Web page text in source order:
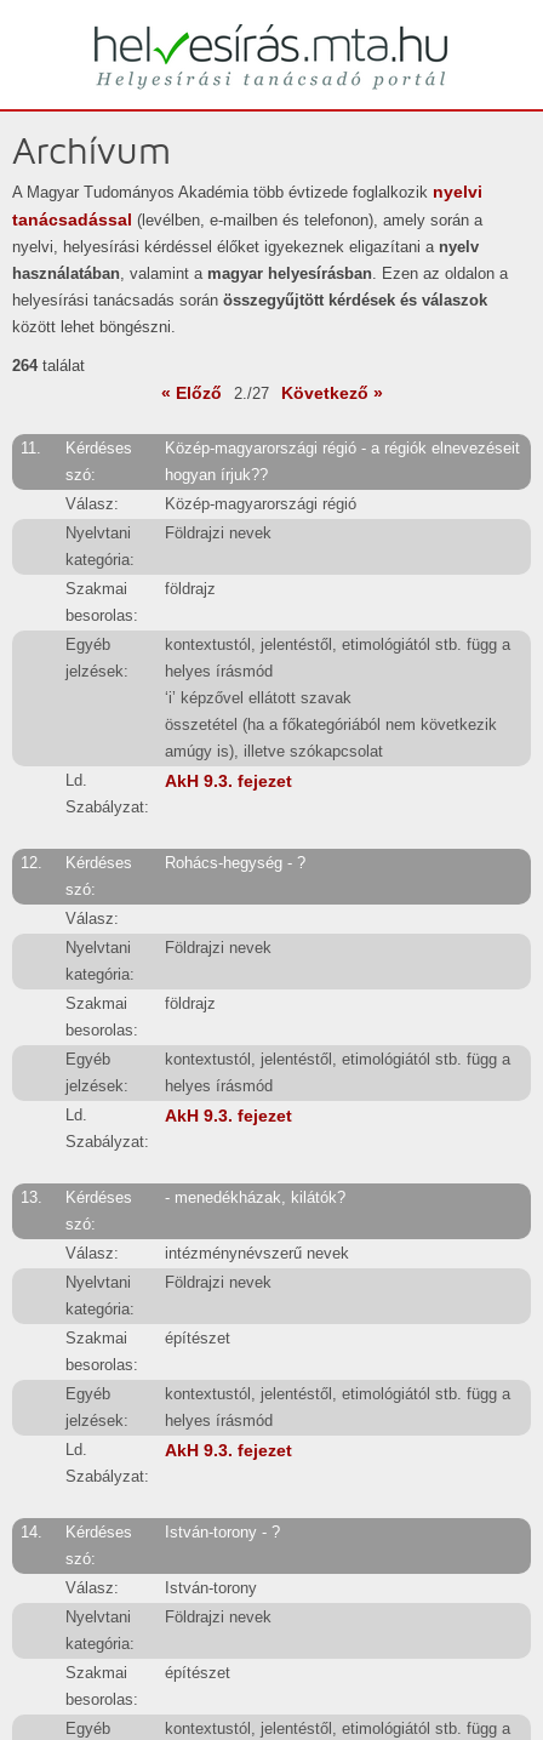
helyesírás
Helyesírási tanácsadó portál
Archívum
A Magyar Tudományos Akadémia több évtizede foglalkozik nyelvi
tanácsadással (levélben, e-mailben és telefonon), amely során a
nyelvi, helyesírási kérdéssel élőket igyekeznek eligazítani a nyelv
használatában , valamint a magyar helyesírásban . Ezen az oldalon a
helyesírási tanácsadás során összegyűjtött kérdések és válaszok
között lehet böngészni.
264találat
« Előző 2./27 Következő »
11.
Kérdéses
szó:
Közép-magyarországi régió - a régiók elnevezéseit
hogyan írjuk??
Válasz:
Közép-magyarországi régió
Nyelvtani
kategória:
Földrajzi nevek
Szakmai
besorolas:
földrajz
Egyéb
jelzések:
kontextustól, jelentéstől, etimológiától stb. függ a
helyes írásmód
‘i’ képzővel ellátott szavak
összetétel (ha a főkategóriából nem következik
amúgy is), illetve szókapcsolat
Ld.
Szabályzat:
AkH 9.3. fejezet
12.
Kérdéses
szó:
Rohács-hegység - ?
Válasz:
Nyelvtani
kategória:
Földrajzi nevek
Szakmai
besorolas:
földrajz
Egyéb
jelzések:
kontextustól, jelentéstől, etimológiától stb. függ a
helyes írásmód
Ld.
Szabályzat:
AkH 9.3. fejezet
13.
Kérdéses
szó:
- menedékházak, kilátók?
Válasz:
intézménynévszerű nevek
Nyelvtani
kategória:
Földrajzi nevek
Szakmai
besorolas:
építészet
Egyéb
jelzések:
kontextustól, jelentéstől, etimológiától stb. függ a
helyes írásmód
Ld.
Szabályzat:
AkH 9.3. fejezet
14.
Kérdéses
szó:
István-torony - ?
Válasz:
István-torony
Nyelvtani
kategória:
Földrajzi nevek
Szakmai
besorolas:
építészet
Egyéb
kontextustól, jelentéstől, etimológiától stb. függ a